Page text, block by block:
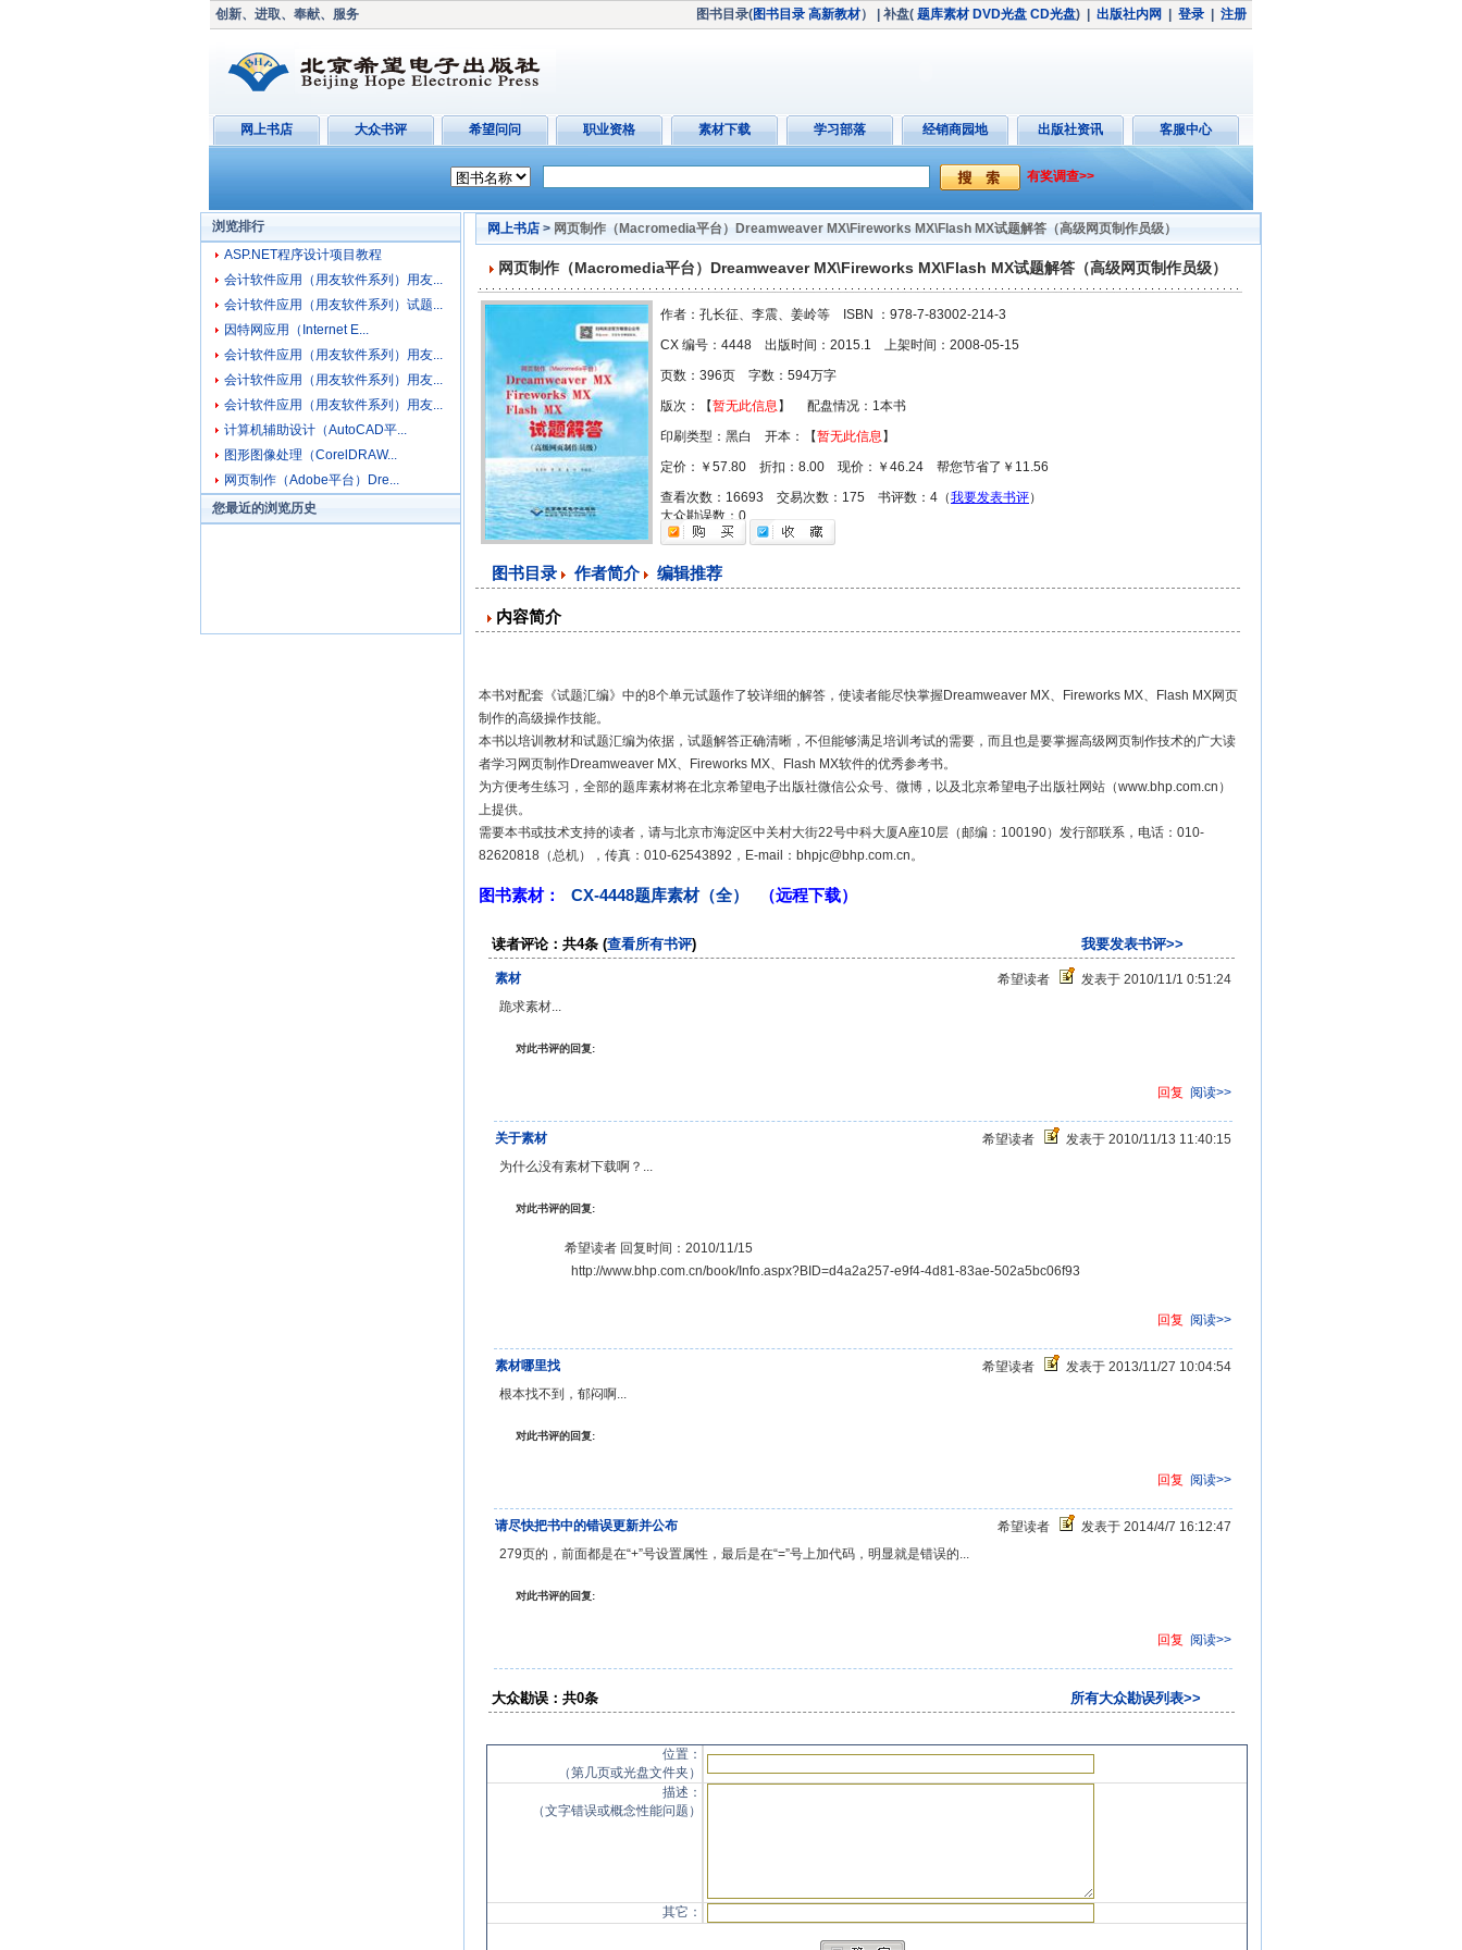
创新、进取、奉献、服务 图书目录(图书目录 高新教材） | 补盘( 题库素材 DVD光盘 CD光盘) 出版社内网 登录 注册
网上书店 大众书评 希望问问 职业资格 素材下载 学习部落 经销商园地 出版社资讯 客服中心
有奖调查>>
浏览排行
ASP.NET程序设计项目教程
会计软件应用（用友软件系列）用友...
会计软件应用（用友软件系列）试题...
因特网应用（Internet E...
会计软件应用（用友软件系列）用友...
会计软件应用（用友软件系列）用友...
会计软件应用（用友软件系列）用友...
计算机辅助设计（AutoCAD平...
图形图像处理（CorelDRAW...
网页制作（Adobe平台）Dre...
您最近的浏览历史
网上书店 > 网页制作（Macromedia平台）Dreamweaver MX\Fireworks MX\Flash MX试题解答（高级网页制作员级）
网页制作（Macromedia平台）Dreamweaver MX\Fireworks MX\Flash MX试题解答（高级网页制作员级）
作者：孔长征、李震、姜岭等 ISBN ：978-7-83002-214-3
CX 编号：4448 出版时间：2015.1 上架时间：2008-05-15
页数：396页 字数：594万字
版次：【暂无此信息 】 配盘情况：1本书
印刷类型：黑白 开本：【暂无此信息 】
定价：￥57.80 折扣：8.00 现价：￥46.24 帮您节省了￥11.56
查看次数：16693 交易次数：175 书评数：4（我要发表书评）
大众勘误数：0
图书目录 作者简介 编辑推荐
内容简介
本书对配套《试题汇编》中的8个单元试题作了较详细的解答，使读者能尽快掌握Dreamweaver MX、Fireworks MX、Flash MX网页
制作的高级操作技能。
本书以培训教材和试题汇编为依据，试题解答正确清晰，不但能够满足培训考试的需要，而且也是要掌握高级网页制作技术的广大读
者学习网页制作Dreamweaver MX、Fireworks MX、Flash MX软件的优秀参考书。
为方便考生练习，全部的题库素材将在北京希望电子出版社微信公众号、微博，以及北京希望电子出版社网站（www.bhp.com.cn）
上提供。
需要本书或技术支持的读者，请与北京市海淀区中关村大街22号中科大厦A座10层（邮编：100190）发行部联系，电话：010-
82620818（总机），传真：010-62543892，E-mail：bhpjc@bhp.com.cn。
图书素材： CX-4448题库素材（全） （远程下载）
读者评论：共4条 (查看所有书评) 我要发表书评>>
素材 希望读者
发表于 2010/11/1 0:51:24
跪求素材...
对此书评的回复:
回复 阅读>>
关于素材 希望读者
发表于 2010/11/13 11:40:15
为什么没有素材下载啊？...
对此书评的回复:
希望读者 回复时间：2010/11/15
http://www.bhp.com.cn/book/Info.aspx?BID=d4a2a257-e9f4-4d81-83ae-502a5bc06f93
回复 阅读>>
素材哪里找 希望读者
发表于 2013/11/27 10:04:54
根本找不到，郁闷啊...
对此书评的回复:
回复 阅读>>
请尽快把书中的错误更新并公布 希望读者
发表于 2014/4/7 16:12:47
279页的，前面都是在“+”号设置属性，最后是在“=”号上加代码，明显就是错误的...
对此书评的回复:
回复 阅读>>
大众勘误：共0条 所有大众勘误列表>>
位置：
（第几页或光盘文件夹）
描述：
（文字错误或概念性能问题）
其它：